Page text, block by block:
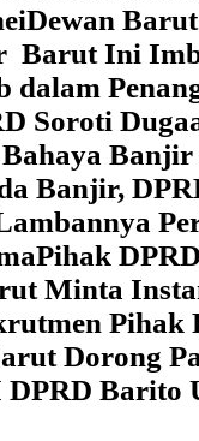
Dewan
Barut Ini
dalam
Soroti
Banjir,
Pihak
Minta
Pihak
Dorong
Barito